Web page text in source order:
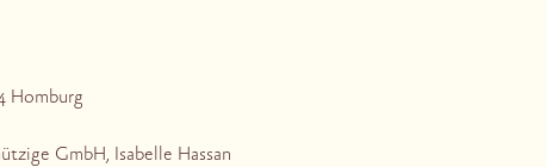
Homburg
GmbH, Isabelle Hassan